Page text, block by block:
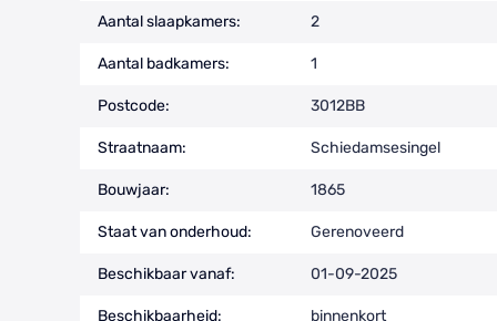
Aantal slaapkamers: 2
Aantal badkamers: 1
Postcode: 3012BB
Straatnaam: Schiedamsesingel
Bouwjaar: 1865
Staat van onderhoud: Gerenoveerd
Beschikbaar vanaf: 01-09-2025
Beschikbaarheid: binnenkort